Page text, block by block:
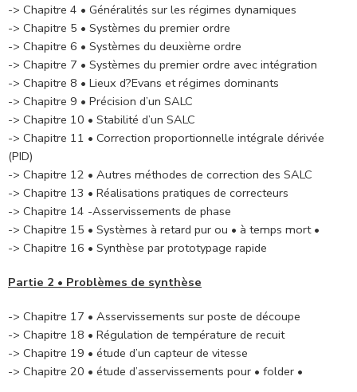
-> Chapitre 4 • Généralités sur les régimes dynamiques
-> Chapitre 5 • Systèmes du premier ordre
-> Chapitre 6 • Systèmes du deuxième ordre
-> Chapitre 7 • Systèmes du premier ordre avec intégration
-> Chapitre 8 • Lieux d?Evans et régimes dominants
-> Chapitre 9 • Précision d’un SALC
-> Chapitre 10 • Stabilité d’un SALC
-> Chapitre 11 • Correction proportionnelle intégrale dérivée
(PID)
-> Chapitre 12 • Autres méthodes de correction des SALC
-> Chapitre 13 • Réalisations pratiques de correcteurs
-> Chapitre 14 -Asservissements de phase
-> Chapitre 15 • Systèmes à retard pur ou • à temps mort •
-> Chapitre 16 • Synthèse par prototypage rapide
Partie 2 • Problèmes de synthèse
-> Chapitre 17 • Asservissements sur poste de découpe
-> Chapitre 18 • Régulation de température de recuit
-> Chapitre 19 • étude d’un capteur de vitesse
-> Chapitre 20 • étude d’asservissements pour • folder •